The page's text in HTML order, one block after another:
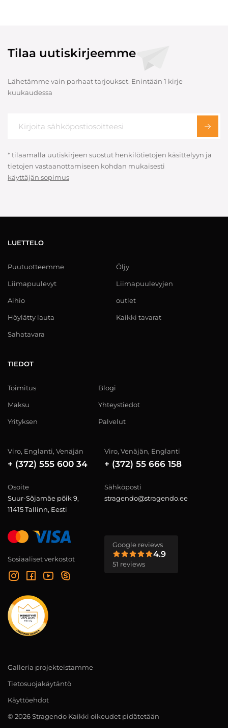
Tilaa uutiskirjeemme
Lähetämme vain parhaat tarjoukset. Enintään 1 kirje
kuukaudessa
* tilaamalla uutiskirjeen suostut henkilötietojen käsittelyyn ja
tietojen vastaanottamiseen kohdan mukaisesti
käyttäjän sopimus
LUETTELO
Puutuotteemme
Liimapuulevyt
Aihio
Höylätty lauta
Sahatavara
Öljy
Liimapuulevyjen
outlet
Kaikki tavarat
TIEDOT
Toimitus
Maksu
Yrityksen
Blogi
Yhteystiedot
Palvelut
Viro, Englanti, Venäjän
+ (372) 555 600 34
Viro, Venäjän, Englanti
+ (372) 55 666 158
Osoite
Suur-Sõjamäe põik 9,
11415 Tallinn, Eesti
Sähköposti
stragendo@stragendo.ee
Sosiaaliset verkostot
Google reviews
4.9
51 reviews
Galleria projekteistamme
Tietosuojakäytäntö
Käyttöehdot
© 2026 Stragendo Kaikki oikeudet pidätetään